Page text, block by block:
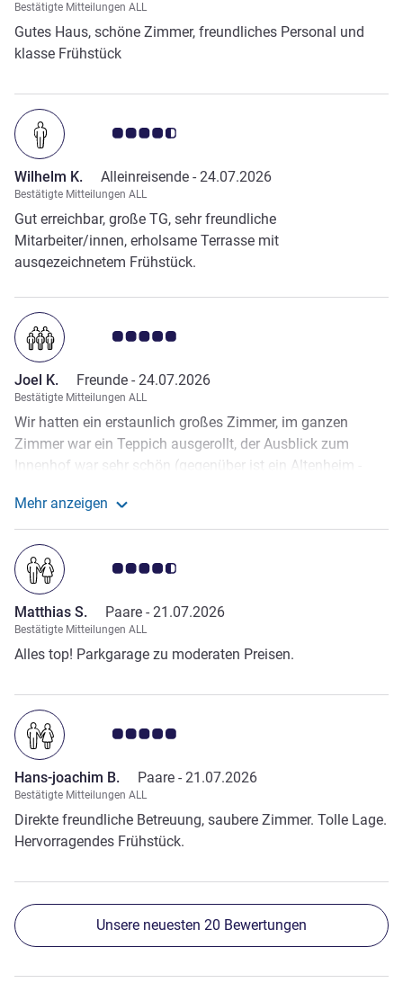
Bestätigte Mitteilungen ALL
Gutes Haus, schöne Zimmer, freundliches Personal und
klasse Frühstück
Note Kundenmeinungen 4.5/5
Wilhelm K. Alleinreisende - 24.07.2026
Bestätigte Mitteilungen ALL
Gut erreichbar, große TG, sehr freundliche
Mitarbeiter/innen, erholsame Terrasse mit
ausgezeichnetem Frühstück.
Note Kundenmeinungen 5.0/5
Joel K. Freunde - 24.07.2026
Bestätigte Mitteilungen ALL
Wir hatten ein erstaunlich großes Zimmer, im ganzen
Zimmer war ein Teppich ausgerollt, der Ausblick zum
Innenhof war sehr schön (gegenüber ist ein Altenheim -
war sehr angenehm zum einschlafen. Personal auch super
freundlich gewesen. All in all tip top, würde es jedem
weiterempfehlen und auch selbst wieder buchen. mini
Makro: die Zimmerkarte hat sich mit den anderen karten im
Portmonee nicht vertragen, weshalb wir jeden tag die
karten neu einlesen lassen mussten
Mehr anzeigen
Note Kundenmeinungen 4.5/5
Matthias S. Paare - 21.07.2026
Bestätigte Mitteilungen ALL
Alles top! Parkgarage zu moderaten Preisen.
Note Kundenmeinungen 5.0/5
Hans-joachim B. Paare - 21.07.2026
Bestätigte Mitteilungen ALL
Direkte freundliche Betreuung, saubere Zimmer. Tolle Lage.
Hervorragendes Frühstück.
Unsere neuesten 20 Bewertungen